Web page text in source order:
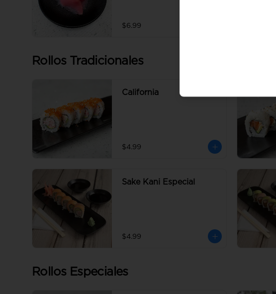
$6.99
Rollos Tradicionales
California
$4.99
Sake Kani Especial
$4.99
Rollos Especiales